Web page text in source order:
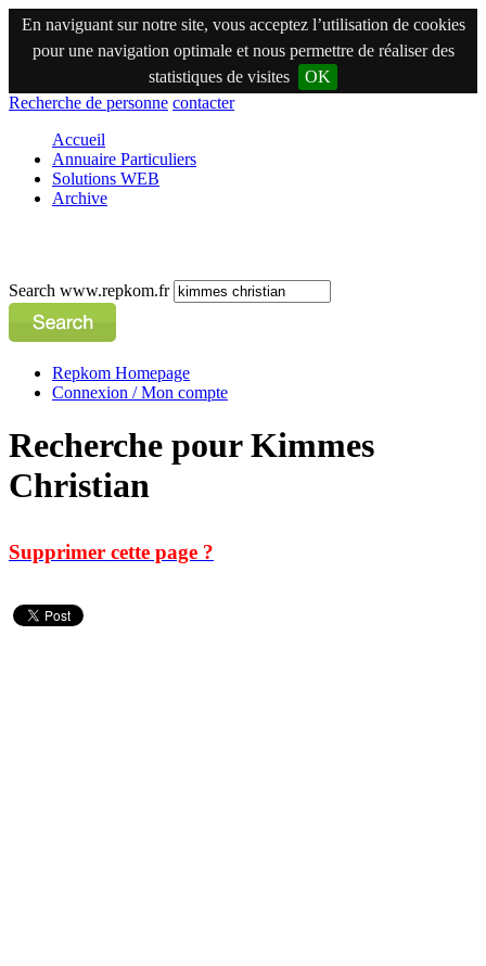
En naviguant sur notre site, vous acceptez l’utilisation de cookies
pour une navigation optimale et nous permettre de réaliser des
statistiques de visites
OK
Recherche de personne contacter
Accueil
Annuaire Particuliers
Solutions WEB
Archive
Search www.repkom.fr
Repkom Homepage
Connexion / Mon compte
Recherche pour Kimmes
Christian
Supprimer cette page ?